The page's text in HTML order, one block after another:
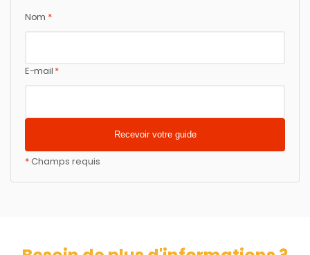
Nom *
E-mail *
*Champs requis